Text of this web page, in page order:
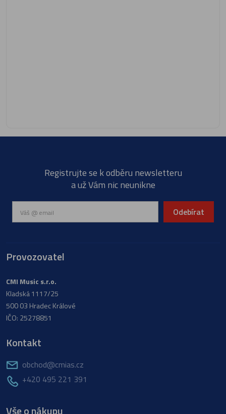
Registrujte se k odběru newsletteru
a už Vám nic neunikne
Odebírat
Provozovatel
CMI Music s.r.o.
Kladská 1117/25
500 03 Hradec Králové
IČO: 25278851
Kontakt
obchod@cmias.cz
+420 495 221 391
Vše o nákupu